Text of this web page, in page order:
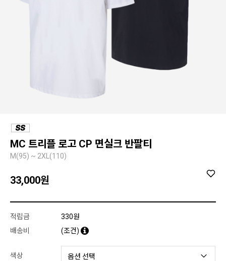
MC 트리플 로고 CP 면실크 반팔티
M(95) ~ 2XL(110)
33,000원
적립금
330원
배송비
(조건)
색상